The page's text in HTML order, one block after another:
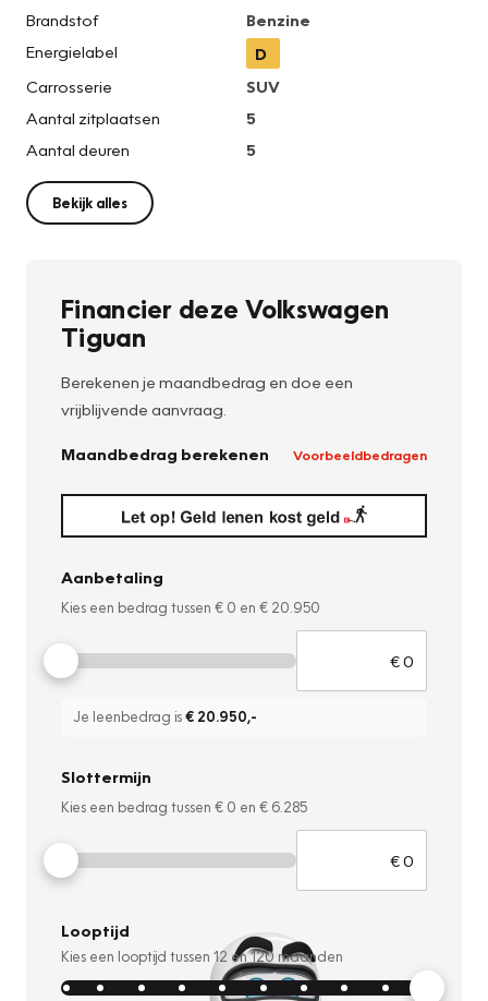
Brandstof
Benzine
Energielabel
D
Carrosserie
SUV
Aantal zitplaatsen
5
Aantal deuren
5
Bekijk alles
Financier deze Volkswagen
Tiguan
Berekenen je maandbedrag en doe een
vrijblijvende aanvraag.
Maandbedrag berekenen Voorbeeldbedragen
Aanbetaling
Kies een bedrag tussen € 0 en € 20.950
Je leenbedrag is€ 20.950,-
Slottermijn
Kies een bedrag tussen € 0 en € 6.285
Looptijd
Kies een looptijd tussen 12 en120 maanden